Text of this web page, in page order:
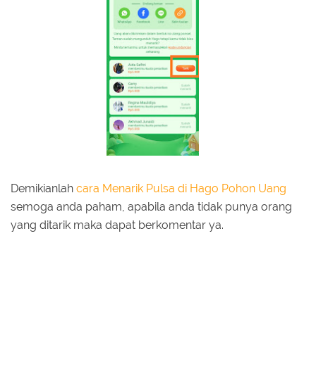
Demikianlah cara Menarik Pulsa di Hago Pohon Uang
semoga anda paham, apabila anda tidak punya orang
yang ditarik maka dapat berkomentar ya.